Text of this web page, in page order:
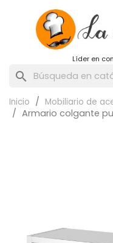
Líder en
search
Inicio Mobiliario de
Armario colgante